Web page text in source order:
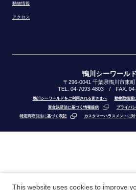
動物情報
アクセス
鴨川シーワールド
〒296-0041 千葉県鴨川市東
TEL. 04-7093-4803 / FAX. 04-
鴨川シーワールドをご利用される皆さまへ 動物取扱業
資金決済法に基づく情報提供
プライバ
特定商取引法に基づく表記
カスタマーハラスメントに
This website uses cookies to improve